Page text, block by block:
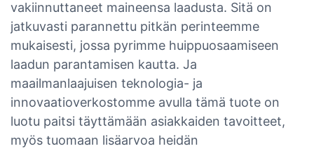
vakiinnuttaneet maineensa laadusta. Sitä on
jatkuvasti parannettu pitkän perinteemme
mukaisesti, jossa pyrimme huippuosaamiseen
laadun parantamisen kautta. Ja
maailmanlaajuisen teknologia- ja
innovaatioverkostomme avulla tämä tuote on
luotu paitsi täyttämään asiakkaiden tavoitteet,
myös tuomaan lisäarvoa heidän